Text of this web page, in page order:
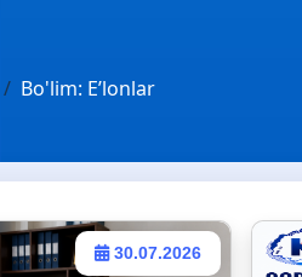
Bo'lim: E’lonlar
30.07.2026